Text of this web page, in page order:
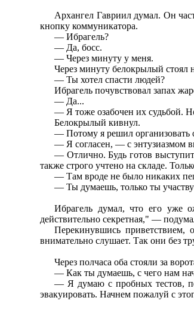
Архангел Гавриил думал. Он
кнопку коммуникатора.
— Ибрагель?
— Да, босс.
— Через минуту у меня.
Через минуту белокрылый стоял
— Ты хотел спасти людей?
Ибрагель почувствовал запах
— Да...
— Я тоже озабочен их судьбой.
Белокрылый кивнул.
— Потому я решил организовать
— Я согласен, — с энтузиазмом
— Отлично. Будь готов
также строго учтено на складе.
— Там вроде не было никаких
— Ты думаешь, только ты
Ибрагель думал, что его уже
действительно секретная," —
Перекинувшись приветствием,
внимательно слушает. Так они без
Через полчаса оба стояли за
— Как ты думаешь, с чего нам
— Я думаю с пробных тестов,
эвакуировать. Начнем пожалуй с